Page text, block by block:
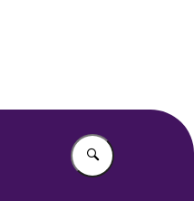
Vul in wat u